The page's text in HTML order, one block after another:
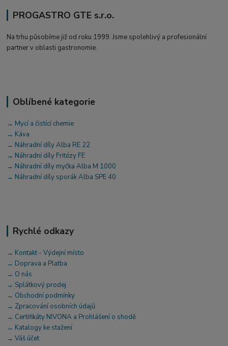
PROGASTRO GTE s.r.o.
Na trhu působíme již od roku 1999. Jsme spolehlivý a profesionální
partner v oblasti gastronomie.
Oblíbené kategorie
→ Mycí a čistící chemie
→ Káva
→ Náhradní díly Alba RE 22
→ Náhradní díly Fritézy FE
→ Náhradní díly myčka Alba M 1000
→ Náhradní díly sporák Alba SPE 40
Rychlé odkazy
→ Kontakt - Výdejní místo
→ Doprava a Platba
→ O nás
→ Splátkový prodej
→ Obchodní podmínky
→ Zpracování osobních údajů
→ Certifikáty NIVONA a Prohlášení o shodě
→ Katalogy ke stažení
→ Váš účet